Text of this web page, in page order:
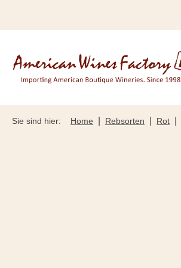
Sie sind hier: Home Rebsorten Rot